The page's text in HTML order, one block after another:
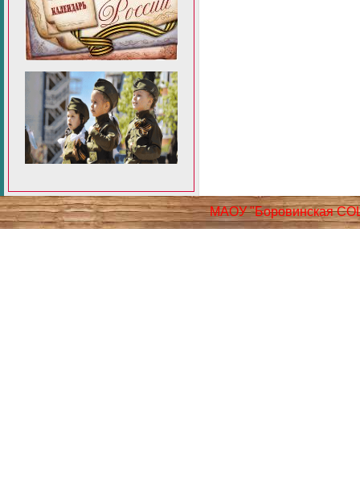
МАОУ "Боровинская